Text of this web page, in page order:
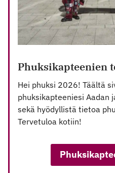
Phuksikapteenien
Hei phuksi 2026! Täältä
phuksikapteeniesi Aadan
sekä hyödyllistä tietoa
Tervetuloa kotiin!